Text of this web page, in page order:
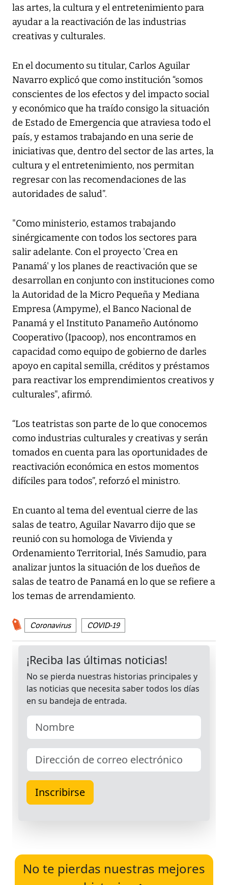
las artes, la cultura y el entretenimiento para
ayudar a la reactivación de las industrias
creativas y culturales.
En el documento su titular, Carlos Aguilar
Navarro explicó que como institución “somos
conscientes de los efectos y del impacto social
y económico que ha traído consigo la situación
de Estado de Emergencia que atraviesa todo el
país, y estamos trabajando en una serie de
iniciativas que, dentro del sector de las artes, la
cultura y el entretenimiento, nos permitan
regresar con las recomendaciones de las
autoridades de salud”.
"Como ministerio, estamos trabajando
sinérgicamente con todos los sectores para
salir adelante. Con el proyecto 'Crea en
Panamá' y los planes de reactivación que se
desarrollan en conjunto con instituciones como
la Autoridad de la Micro Pequeña y Mediana
Empresa (Ampyme), el Banco Nacional de
Panamá y el Instituto Panameño Autónomo
Cooperativo (Ipacoop), nos encontramos en
capacidad como equipo de gobierno de darles
apoyo en capital semilla, créditos y préstamos
para reactivar los emprendimientos creativos y
culturales", afirmó.
“Los teatristas son parte de lo que conocemos
como industrias culturales y creativas y serán
tomados en cuenta para las oportunidades de
reactivación económica en estos momentos
difíciles para todos”, reforzó el ministro.
En cuanto al tema del eventual cierre de las
salas de teatro, Aguilar Navarro dijo que se
reunió con su homologa de Vivienda y
Ordenamiento Territorial, Inés Samudio, para
analizar juntos la situación de los dueños de
salas de teatro de Panamá en lo que se refiere a
los temas de arrendamiento.
Coronavirus COVID-19
No te pierdas nuestras mejores